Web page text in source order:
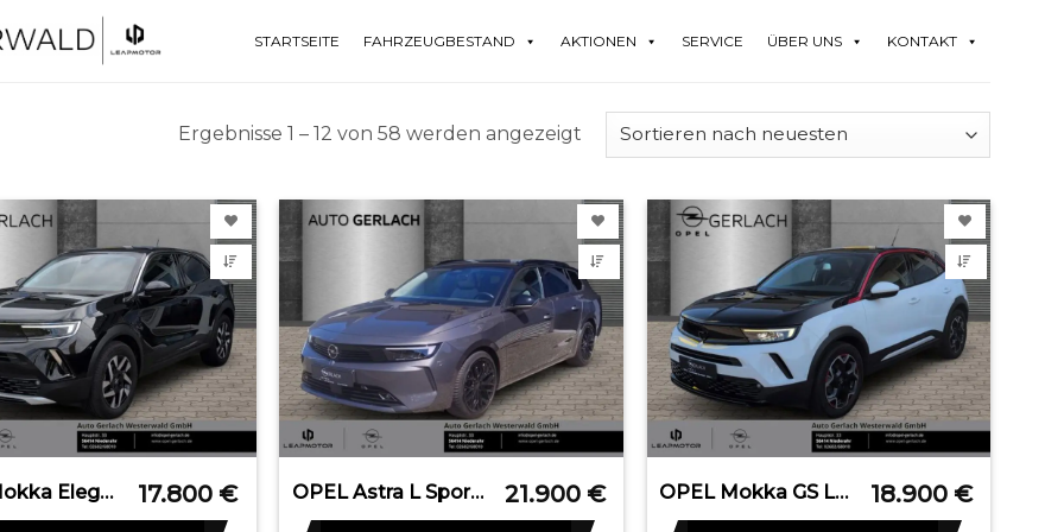
STARTSEITE FAHRZEUGBESTAND AKTIONEN SERVICE ÜBER UNS KONTAKT
Ergebnisse 1 – 12 von 58 werden angezeigt
OPEL Mokka Elegance Digitales Cockpit LED Apple CarPl 17.800 € OPEL Astra L Sports Tourer Business Elegance Navi Dig 21.900 € OPEL Mokka GS Line Navi Digitales Cockpit LED Blendfr 18.900 €